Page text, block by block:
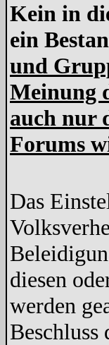
Kein in
ein
und
Meinung
auch nur
Forums
Das
diesen
werden